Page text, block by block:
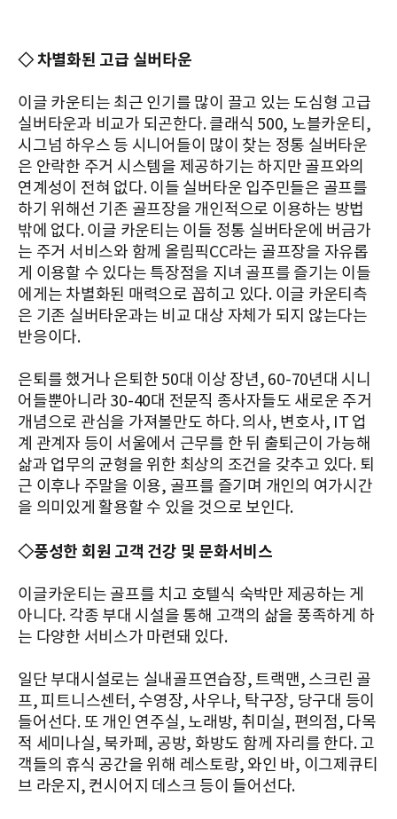
◇ 차별화된 고급 실버타운
이글 카운티는 최근 인기를 많이 끌고 있는 도심형 고급
실버타운과 비교가 되곤한다. 클래식 500, 노블카운티,
시그넘 하우스 등 시니어들이 많이 찾는 정통 실버타운
은 안락한 주거 시스템을 제공하기는 하지만 골프와의
연계성이 전혀 없다. 이들 실버타운 입주민들은 골프를
하기 위해선 기존 골프장을 개인적으로 이용하는 방법
밖에 없다. 이글 카운티는 이들 정통 실버타운에 버금가
는 주거 서비스와 함께 올림픽CC라는 골프장을 자유롭
게 이용할 수 있다는 특장점을 지녀 골프를 즐기는 이들
에게는 차별화된 매력으로 꼽히고 있다. 이글 카운티측
은 기존 실버타운과는 비교 대상 자체가 되지 않는다는
반응이다.
은퇴를 했거나 은퇴한 50대 이상 장년, 60-70년대 시니
어들뿐아니라 30-40대 전문직 종사자들도 새로운 주거
개념으로 관심을 가져볼만도 하다. 의사, 변호사, IT 업
계 관계자 등이 서울에서 근무를 한 뒤 출퇴근이 가능해
삶과 업무의 균형을 위한 최상의 조건을 갖추고 있다. 퇴
근 이후나 주말을 이용, 골프를 즐기며 개인의 여가시간
을 의미있게 활용할 수 있을 것으로 보인다.
◇풍성한 회원 고객 건강 및 문화서비스
이글카운티는 골프를 치고 호텔식 숙박만 제공하는 게
아니다. 각종 부대 시설을 통해 고객의 삶을 풍족하게 하
는 다양한 서비스가 마련돼 있다.
일단 부대시설로는 실내골프연습장, 트랙맨, 스크린 골
프, 피트니스센터, 수영장, 사우나, 탁구장, 당구대 등이
들어선다. 또 개인 연주실, 노래방, 취미실, 편의점, 다목
적 세미나실, 북카페, 공방, 화방도 함께 자리를 한다. 고
객들의 휴식 공간을 위해 레스토랑, 와인 바, 이그제큐티
브 라운지, 컨시어지 데스크 등이 들어선다.